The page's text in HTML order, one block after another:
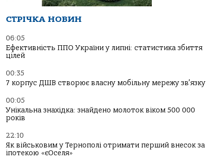
СТРІЧКА НОВИН
06:05
Ефективність ППО України у липні: статистика збиття
цілей
00:35
7 корпус ДШВ створює власну мобільну мережу зв’язку
00:05
Унікальна знахідка: знайдено молоток віком 500 000
років
22:10
Як військовим у Тернополі отримати перший внесок за
іпотекою «єОселя»